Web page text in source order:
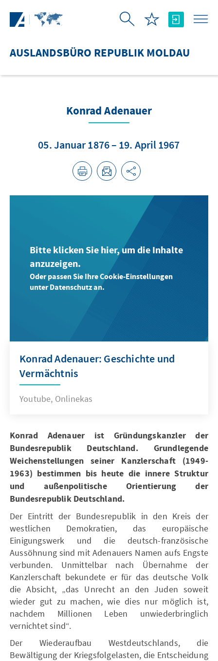
AUSLANDSBÜRO REPUBLIK MOLDAU
Konrad Adenauer
05. Januar 1876 – 19. April 1967
Bitte klicken Sie hier, um die Inhalte
anzuzeigen.
Oder passen Sie Ihre Cookie-Einstellungen
unter Datenschutz an.
Konrad Adenauer: Geschichte und
Vermächtnis
Youtube, Onlinekas
Konrad Adenauer ist Gründungskanzler der
Bundesrepublik Deutschland. Grundlegende
Weichenstellungen seiner Kanzlerschaft (1949-
1963) bestimmen bis heute die innere Struktur
und außenpolitische Orientierung der
Bundesrepublik Deutschland.
Der Eintritt der Bundesrepublik in den Kreis der
westlichen Demokratien, das europäische
Einigungswerk und die deutsch-französische
Aussöhnung sind mit Adenauers Namen aufs Engste
verbunden. Unmittelbar nach Übernahme der
Kanzlerschaft bekundete er für das deutsche Volk
die Absicht, „das Unrecht an den Juden soweit
wieder gut zu machen, wie dies nur möglich ist,
nachdem Millionen Leben unwiederbringlich
vernichtet sind“.
Der Wiederaufbau Westdeutschlands, die
Bewältigung der Kriegsfolgelasten, die Entscheidung